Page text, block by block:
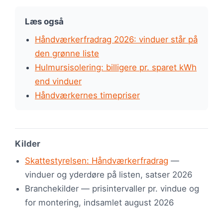
Læs også
Håndværkerfradrag 2026: vinduer står på
den grønne liste
Hulmursisolering: billigere pr. sparet kWh
end vinduer
Håndværkernes timepriser
Kilder
Skattestyrelsen: Håndværkerfradrag —
vinduer og yderdøre på listen, satser 2026
Branchekilder — prisintervaller pr. vindue og
for montering, indsamlet august 2026